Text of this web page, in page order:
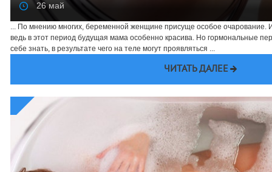
26 май
... По мнению многих, беременной женщине присуще особое очарование. И
ведь в этот период будущая мама особенно красива. Но гормональные
себе знать, в результате чего на теле могут проявляться ...
ЧИТАТЬ ДАЛЕЕ